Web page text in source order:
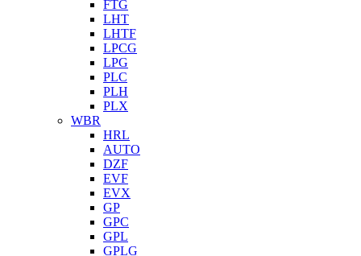
FTG
LHT
LHTF
LPCG
LPG
PLC
PLH
PLX
WBR
HRL
AUTO
DZF
EVF
EVX
GP
GPC
GPL
GPLG